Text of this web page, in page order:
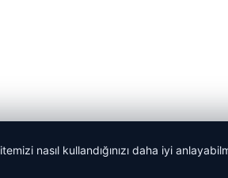
nasıl kullandığınızı daha iyi